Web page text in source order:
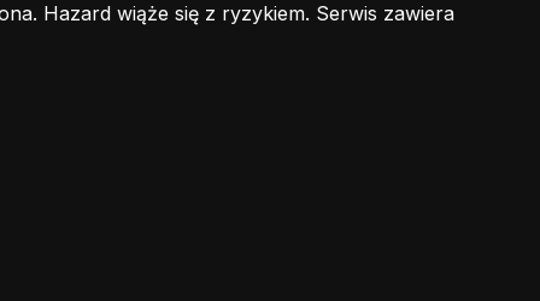
Hazard wiąże się z ryzykiem. Serwis zawiera